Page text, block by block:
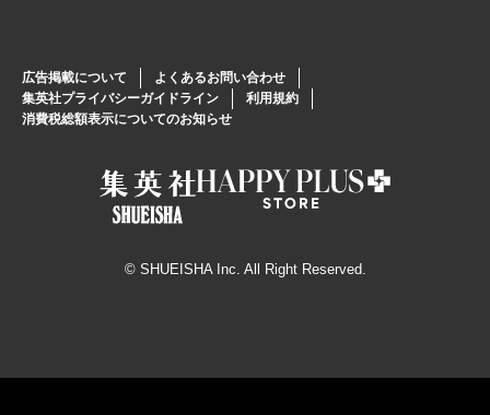
広告掲載について
よくあるお問い合わせ
集英社プライバシーガイドライン
利用規約
消費税総額表示についてのお知らせ
© SHUEISHA Inc. All Right Reserved.